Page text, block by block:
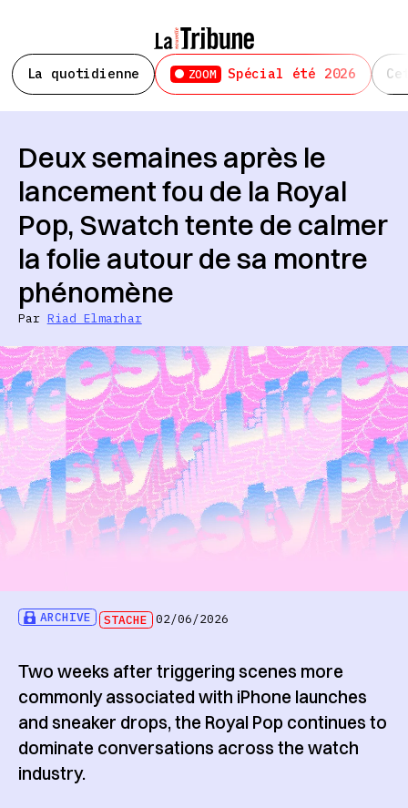
La quotidienne ZOOM Spécial été 2026
ARCHIVE STACHE 02/06/2026
Deux semaines après le
lancement fou de la Royal
Pop, Swatch tente de calmer
la folie autour de sa montre
phénomène
Par Riad Elmarhar
Two weeks after triggering scenes more
commonly associated with iPhone launches
and sneaker drops, the Royal Pop continues to
dominate conversations across the watch
industry.